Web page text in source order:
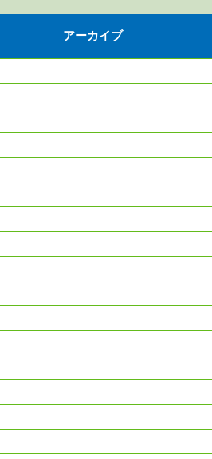
アーカイブ